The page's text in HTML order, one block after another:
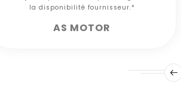
la disponibilité fournisseur.*
AS MOTOR